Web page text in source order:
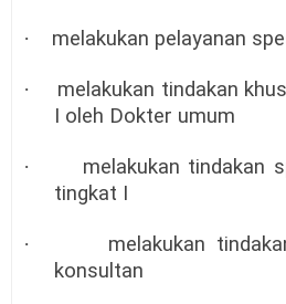
· melakukan pelayanan
·
melakukan tindakan
I oleh Dokter umum
·
melakukan tindakan
tingkat I
·
melakukan
konsultan